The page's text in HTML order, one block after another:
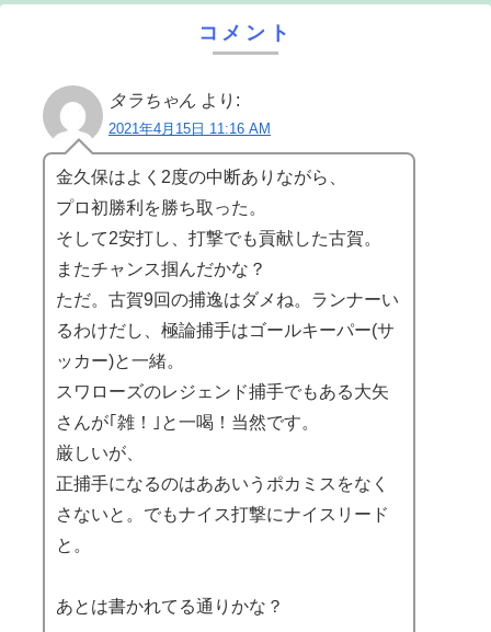
コメント
タラちゃん より:
2021年4月15日 11:16 AM
金久保はよく2度の中断ありながら、
プロ初勝利を勝ち取った。
そして2安打し、打撃でも貢献した古賀。
またチャンス掴んだかな？
ただ。古賀9回の捕逸はダメね。ランナーい
るわけだし、極論捕手はゴールキーパー(サ
ッカー)と一緒。
スワローズのレジェンド捕手でもある大矢
さんが｢雑！｣と一喝！当然です。
厳しいが、
正捕手になるのはああいうポカミスをなく
さないと。でもナイス打撃にナイスリード
と。
あとは書かれてる通りかな？